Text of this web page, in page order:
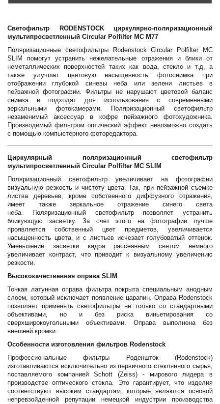
Светофильтр RODENSTOCK циркулярно-поляризационный
мультипросветленный Circular Polfilter MC M77
Поляризационные светофильтры Rodenstock Circular Polfilter MC
SLIM помогут устранить нежелательные отражения и блики от
неметаллических поверхностей таких как вода, стекло и т.д, а
также улучшат цветовую насыщенность фотоснимка при
отображении глубокой синевы неба или зелени листьев в
пейзажной фотографии. Фильтры не нарушают цветовой баланс
снимка и подходят для использования с современными
зеркальными фотокамерами. Поляризационный светофильтр
незаменимый аксессуар в кофре пейзажного фотохудожника.
Производимый фильтром оптический эффект невозможно создать
с помощью компьютерного фоторедактора.
Циркулярный поляризационный светофильтр
мультипросветленный Circular Polfilter MC SLIM
Поляризационный светофильтр увеличивает на фотографии
визуальную резкость и чистоту цвета. Так, при пейзажной съемке
листва деревьев, кроме собственного диффузного отражения,
имеет также зеркальное отражение синего света
неба. Поляризационный светофильтр позволяет устранить
бликующую засветку. За счет этого на фотографии лучше
проявляется собственный цвет предметов, увеличивается
насыщенность цвета, и с листьев исчезает голубоватый оттенок.
Уменьшение засветки кадра рассеянным светом немного
увеличивает контраст, что приводит к визуальному увеличению
резкости.
Высококачественная оправа SLIM
Тонкая латунная оправа фильтра покрыта специальным анодным
слоем, который исключает появление царапин. Оправа Rodenstock
позволяет применять светофильтры не только со стандартными
объективами, но и без риска виньетирования со
сверхширокоугольными объективами. Оправа выполнена без
внешней кромки.
Особенности изготовления фильтров Rodenstock
Профессиональные фильтры Роденшток (Rodenstock)
изготавливаются исключительно из первичного стеклянного сырья,
поставляемого компанией Schott (Zeiss) - мирового лидера в
производстве оптического стекла. Это гарантирует, что изделия
соответствуют высоким стандартам, которые являются основой
непревзойденной репутации немецкой индустрии производства